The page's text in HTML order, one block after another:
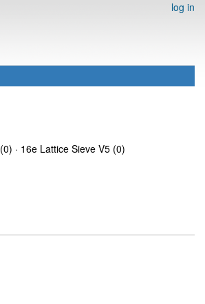
log in
(0) · 16e Lattice Sieve V5 (0)